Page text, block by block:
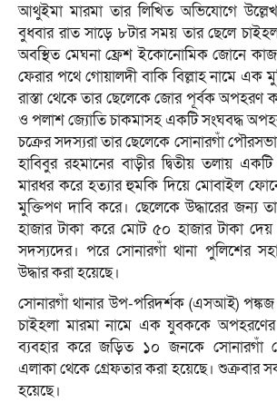
আথুইমা মারমা তার লিখিত অভিযোগে
বুধবার রাত সাড়ে ৮টার সময় তার ছেলে
অবস্থিত মেঘনা ফ্রেশ ইকোনোমিক জোনে কাজ
ফেরার পথে গোয়ালদী বাকি বিল্লাহ নামে এক
রাস্তা থেকে তার ছেলেকে জোর পূর্বক অপহরণ
ও পলাশ জ্যোতি চাকমাসহ একটি সংঘবদ্ধ
চক্রের সদস্যরা তার ছেলেকে সোনারগাঁ
হাবিবুর রহমানের বাড়ীর দ্বিতীয় তলায়
মারধর করে হত্যার হুমকি দিয়ে মোবাইল
মুক্তিপণ দাবি করে। ছেলেকে উদ্ধারের জন্য
হাজার টাকা করে মোট ৫০ হাজার টাকা
সদস্যদের। পরে সোনারগাঁ থানা পুলিশের
উদ্ধার করা হয়েছে।
সোনারগাঁ থানার উপ-পরিদর্শক (এসআই) পঙ্কজ
চাইহলা মারমা নামে এক যুবককে অপহরণের
ব্যবহার করে জড়িত ১০ জনকে সোনারগাঁ
এলাকা থেকে গ্রেফতার করা হয়েছে। শুক্রবার
হয়েছে।